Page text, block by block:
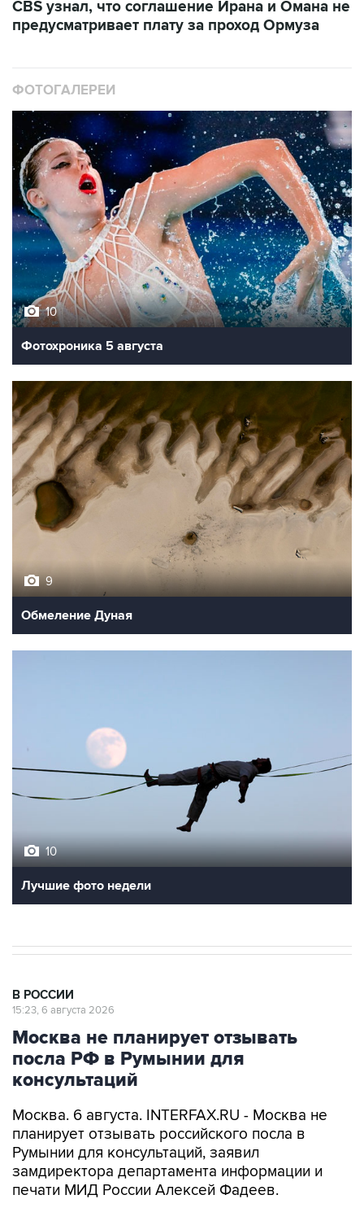
CBS узнал, что соглашение Ирана и Омана не
предусматривает плату за проход Ормуза
ФОТОГАЛЕРЕИ
10
Фотохроника 5 августа
9
Обмеление Дуная
10
Лучшие фото недели
В РОССИИ
15:23, 6 августа 2026
Москва не планирует отзывать
посла РФ в Румынии для
консультаций
Москва. 6 августа. INTERFAX.RU - Москва не
планирует отзывать российского посла в
Румынии для консультаций, заявил
замдиректора департамента информации и
печати МИД России Алексей Фадеев.